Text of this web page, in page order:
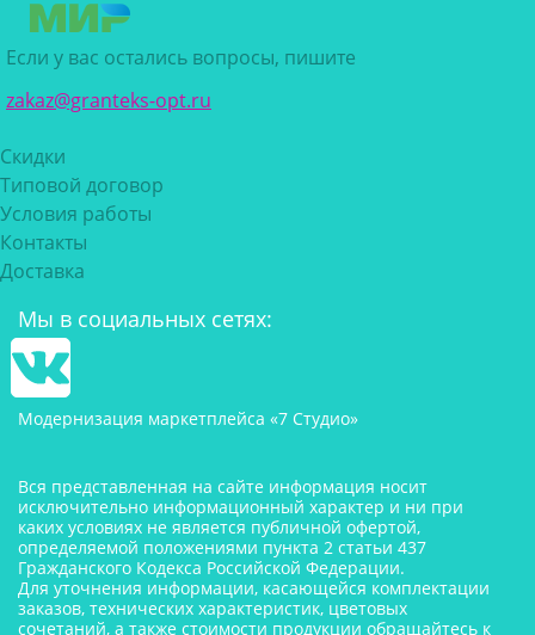
Если у вас остались вопросы, пишите
zakaz@granteks-opt.ru
Скидки
Типовой договор
Условия работы
Контакты
Доставка
Мы в социальных сетях:
Модернизация маркетплейса «7 Студио»
Вся представленная на сайте информация носит
исключительно информационный характер и ни при
каких условиях не является публичной офертой,
определяемой положениями пункта 2 статьи 437
Гражданского Кодекса Российской Федерации.
Для уточнения информации, касающейся комплектации
заказов, технических характеристик, цветовых
сочетаний, а также стоимости продукции обращайтесь к